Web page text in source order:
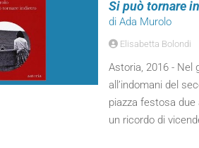
Si può tornare
di Ada Murolo
Elisabetta Bolondi
Astoria, 2016 - Nel
all’indomani del
piazza festosa due
un ricordo di